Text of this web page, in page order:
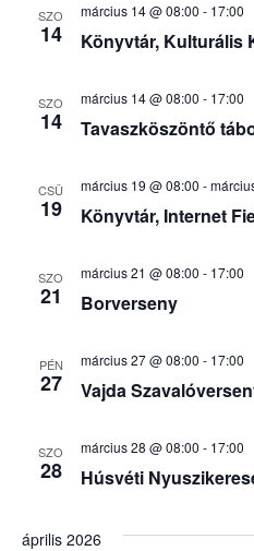
SZO
14 Könyvtár, Kulturális
március 14 @ 08:00 - 17:00
SZO
14 Tavaszköszöntő
március 14 @ 08:00 - 17:00
CSÜ
19 Könyvtár, Internet
március 19 @ 08:00 -
SZO
21 Borverseny
március 21 @ 08:00 - 17:00
PÉN
27 Vajda
március 27 @ 08:00 - 17:00
SZO
28 Húsvéti
március 28 @ 08:00 - 17:00
április 2026